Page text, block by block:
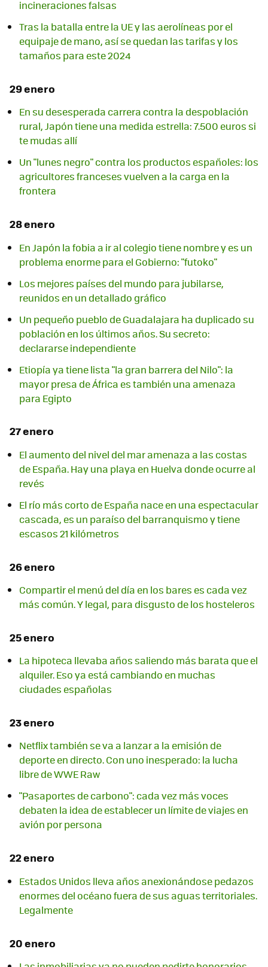
incineraciones falsas
Tras la batalla entre la UE y las aerolíneas por el
equipaje de mano, así se quedan las tarifas y los
tamaños para este 2024
29 enero
En su desesperada carrera contra la despoblación
rural, Japón tiene una medida estrella: 7.500 euros si
te mudas allí
Un "lunes negro" contra los productos españoles: los
agricultores franceses vuelven a la carga en la
frontera
28 enero
En Japón la fobia a ir al colegio tiene nombre y es un
problema enorme para el Gobierno: "futoko"
Los mejores países del mundo para jubilarse,
reunidos en un detallado gráfico
Un pequeño pueblo de Guadalajara ha duplicado su
población en los últimos años. Su secreto:
declararse independiente
Etiopía ya tiene lista "la gran barrera del Nilo": la
mayor presa de África es también una amenaza
para Egipto
27 enero
El aumento del nivel del mar amenaza a las costas
de España. Hay una playa en Huelva donde ocurre al
revés
El río más corto de España nace en una espectacular
cascada, es un paraíso del barranquismo y tiene
escasos 21 kilómetros
26 enero
Compartir el menú del día en los bares es cada vez
más común. Y legal, para disgusto de los hosteleros
25 enero
La hipoteca llevaba años saliendo más barata que el
alquiler. Eso ya está cambiando en muchas
ciudades españolas
23 enero
Netflix también se va a lanzar a la emisión de
deporte en directo. Con uno inesperado: la lucha
libre de WWE Raw
"Pasaportes de carbono": cada vez más voces
debaten la idea de establecer un límite de viajes en
avión por persona
22 enero
Estados Unidos lleva años anexionándose pedazos
enormes del océano fuera de sus aguas territoriales.
Legalmente
20 enero